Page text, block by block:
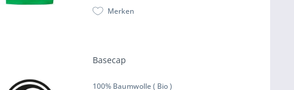
Merken
Basecap
100% Baumwolle ( Bio )